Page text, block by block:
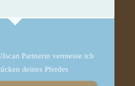
Partnerin vermesse ich
deines Pferdes